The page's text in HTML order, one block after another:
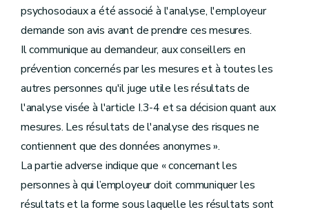
psychosociaux a été associé à l'analyse, l'employeur
demande son avis avant de prendre ces mesures.
Il communique au demandeur, aux conseillers en
prévention concernés par les mesures et à toutes les
autres personnes qu'il juge utile les résultats de
l'analyse visée à l'article I.3-4 et sa décision quant aux
mesures. Les résultats de l'analyse des risques ne
contiennent que des données anonymes ».
La partie adverse indique que « concernant les
personnes à qui l’employeur doit communiquer les
résultats et la forme sous laquelle les résultats sont